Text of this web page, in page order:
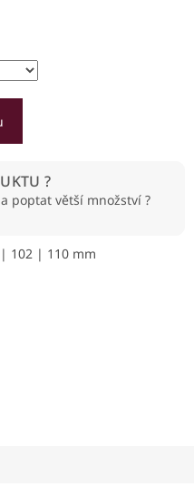
?
poptat větší množství ?
102 | 110 mm